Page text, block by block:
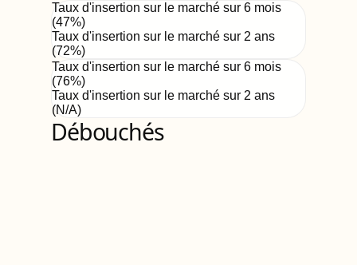
Taux d'insertion sur le marché sur 6 mois
(47%)
Taux d'insertion sur le marché sur 2 ans
(72%)
Taux d'insertion sur le marché sur 6 mois
(76%)
Taux d'insertion sur le marché sur 2 ans
(N/A)
Débouchés